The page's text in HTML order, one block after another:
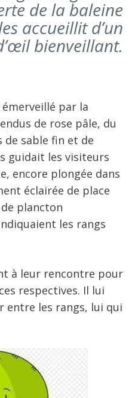
de la baleine
accueillit d’un
bienveillant.
par la
de rose pâle, du
de sable fin et de
guidait les visiteurs
encore plongée dans
éclairée de place
plancton
les rangs
à leur rencontre pour
respectives. Il lui
entre les rangs, lui qui